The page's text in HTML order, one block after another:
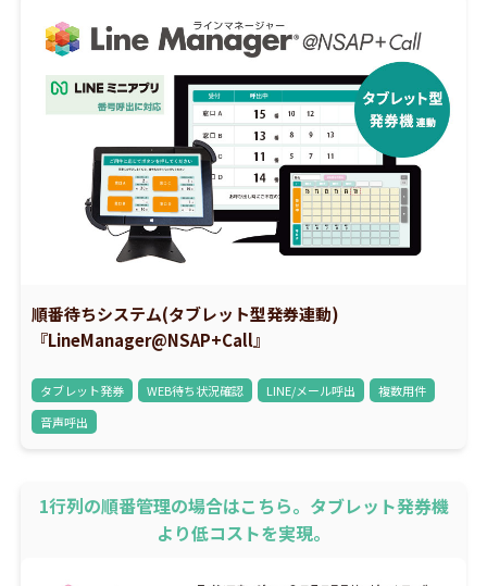
順番待ちシステム(タブレット型発券連動)
『LineManager@NSAP+Call』
タブレット発券 WEB待ち状況確認 LINE/メール呼出
複数用件
音声呼出
1行列の順番管理の場合はこちら。タブレット発券機
より低コストを実現。